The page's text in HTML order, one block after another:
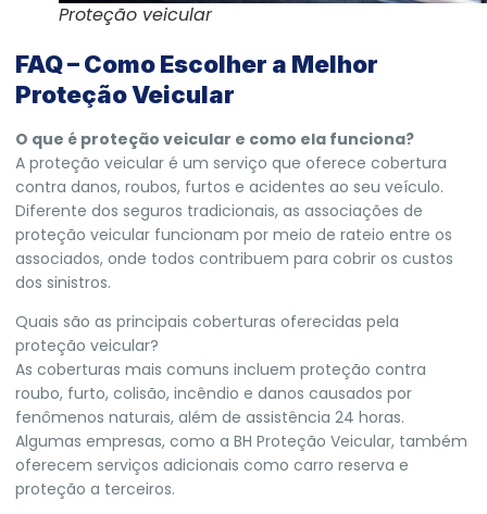
Proteção veicular
FAQ – Como Escolher a Melhor
Proteção Veicular
O que é proteção veicular e como ela funciona?
A proteção veicular é um serviço que oferece cobertura
contra danos, roubos, furtos e acidentes ao seu veículo.
Diferente dos seguros tradicionais, as associações de
proteção veicular funcionam por meio de rateio entre os
associados, onde todos contribuem para cobrir os custos
dos sinistros.
Quais são as principais coberturas oferecidas pela
proteção veicular?
As coberturas mais comuns incluem proteção contra
roubo, furto, colisão, incêndio e danos causados por
fenômenos naturais, além de assistência 24 horas.
Algumas empresas, como a BH Proteção Veicular, também
oferecem serviços adicionais como carro reserva e
proteção a terceiros.